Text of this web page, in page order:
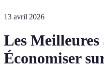
13 avril 2026
Les
Économiser